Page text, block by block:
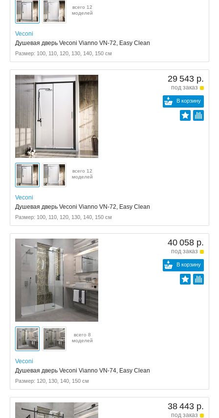
всего 12
моделей
Veconi
Душевая дверь Veconi Vianno VN-72, Easy Clean
Размер: 100, 110, 120, 130, 140, 150 см
29 543 р.
под заказ
В корзину
всего 12
моделей
Veconi
Душевая дверь Veconi Vianno VN-72, Easy Clean
Размер: 100, 110, 120, 130, 140, 150 см
40 058 р.
под заказ
В корзину
всего 8
моделей
Veconi
Душевая дверь Veconi Vianno VN-74, Easy Clean
Размер: 120, 130, 140, 150 см
38 443 р.
под заказ